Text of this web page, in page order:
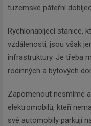
tuzemské páteřní
Rychlonabíjecí stanice,
vzdálenosti, jsou však
infrastruktury. Je třeba
rodinných a bytových
Zapomenout nesmíme
elektromobilů, kteří
své automobily parkují